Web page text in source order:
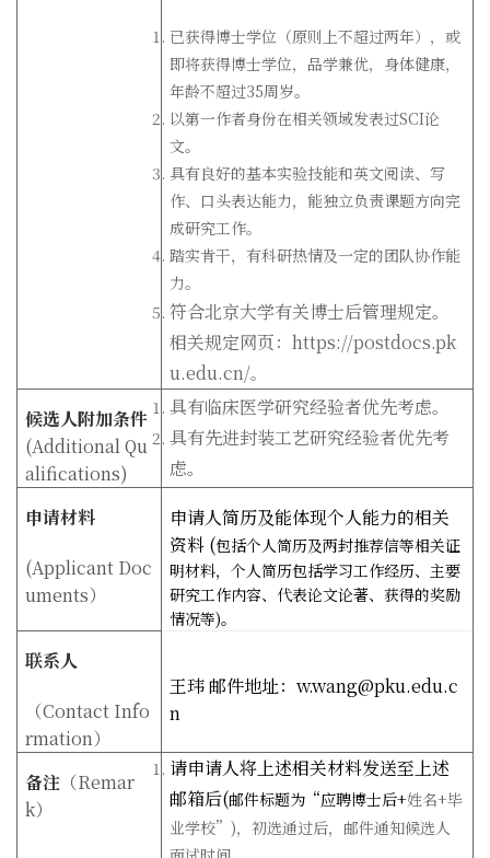
已获得博士学位（原则上不超过两年），或
即将获得博士学位，品学兼优，身体健康，
年龄不超过35周岁。
以第一作者身份在相关领域发表过SCI论
文。
具有良好的基本实验技能和英文阅读、写
作、口头表达能力，能独立负责课题方向完
成研究工作。
踏实肯干，有科研热情及一定的团队协作能
力。
符合北京大学有关博士后管理规定。
相关规定网页：https://postdocs.pk
u.edu.cn/。
候选人附加条件
(Additional Qu
alifications)
具有临床医学研究经验者优先考虑。
具有先进封装工艺研究经验者优先考
虑。
申请材料
(Applicant Doc
uments）
申请人简历及能体现个人能力的相关
资料 (包括个人简历及两封推荐信等相关证
明材料，个人简历包括学习工作经历、主要
研究工作内容、代表论文论著、获得的奖励
情况等)。
联系人
（Contact Info
rmation）
王玮 邮件地址：w.wang@pku.edu.c
n
备注 （Remar
k）
请申请人将上述相关材料发送至上述
邮箱后(邮件标题为“应聘博士后+姓名+毕
业学校”)，初选通过后，邮件通知候选人